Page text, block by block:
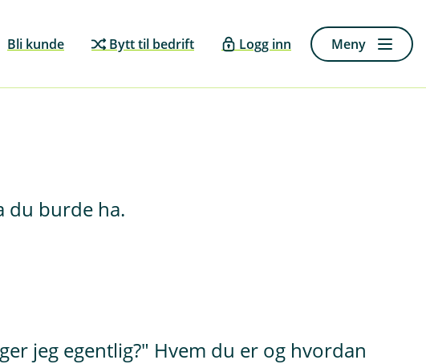
Bli kunde Bytt til bedrift Logg inn Meny
du burde ha.
jeg egentlig?" Hvem du er og hvordan